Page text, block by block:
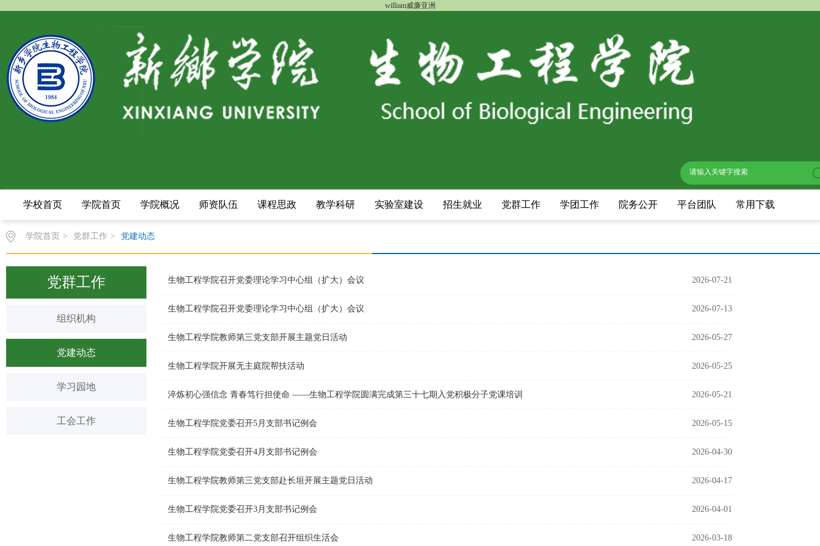
william威廉亚洲
学校首页 学院首页 学院概况 师资队伍 课程思政 教学科研 实验室建设 招生就业 党群工作 学团工作 院务公开 平台团队 常用下载
学院首页 > 党群工作 > 党建动态
党群工作
组织机构
党建动态
学习园地
工会工作
2026-07-21
生物工程学院召开党委理论学习中心组（扩大）会议
2026-07-13
生物工程学院召开党委理论学习中心组（扩大）会议
2026-05-27
生物工程学院教师第三党支部开展主题党日活动
2026-05-25
生物工程学院开展无主庭院帮扶活动
2026-05-21
淬炼初心强信念 青春笃行担使命 ——生物工程学院圆满完成第三十七期入党积极分子党课培训
2026-05-15
生物工程学院党委召开5月支部书记例会
2026-04-30
生物工程学院党委召开4月支部书记例会
2026-04-17
生物工程学院教师第三党支部赴长垣开展主题党日活动
2026-04-01
生物工程学院党委召开3月支部书记例会
2026-03-18
生物工程学院教师第二党支部召开组织生活会